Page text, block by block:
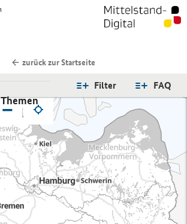
zurück zur Startseite
FAQ
Filter
Themen
−